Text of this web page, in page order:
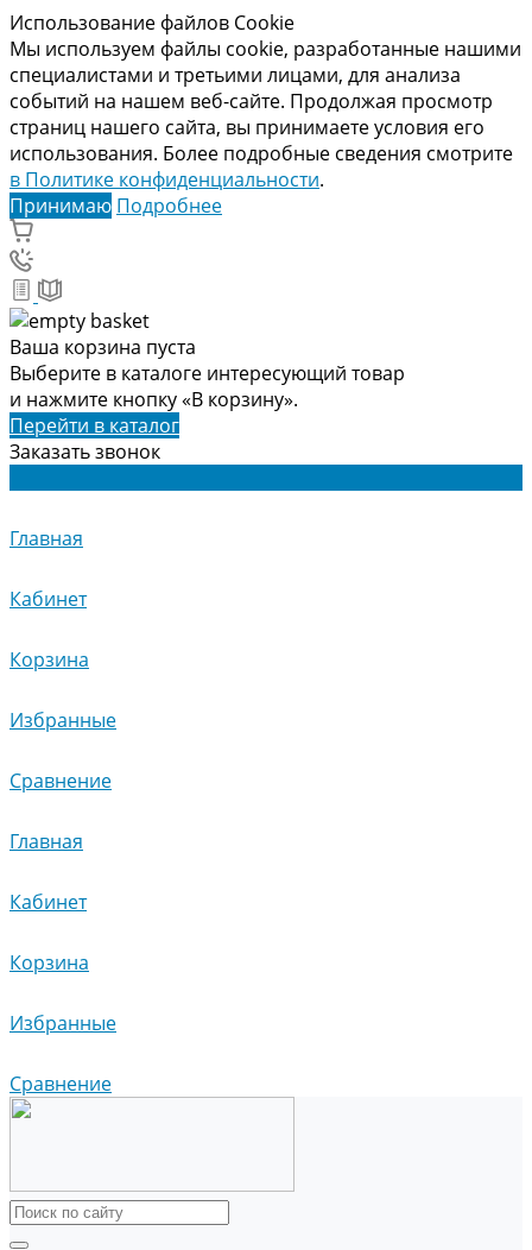
Использование файлов Cookie
Мы используем файлы cookie, разработанные нашими
специалистами и третьими лицами, для анализа
событий на нашем веб-сайте. Продолжая просмотр
страниц нашего сайта, вы принимаете условия его
использования. Более подробные сведения смотрите
в Политике конфиденциальности.
Принимаю Подробнее
Ваша корзина пуста
Выберите в каталоге интересующий товар
и нажмите кнопку «В корзину».
Перейти в каталог
Заказать звонок
Главная
Кабинет
Корзина
Избранные
Сравнение
Главная
Кабинет
Корзина
Избранные
Сравнение